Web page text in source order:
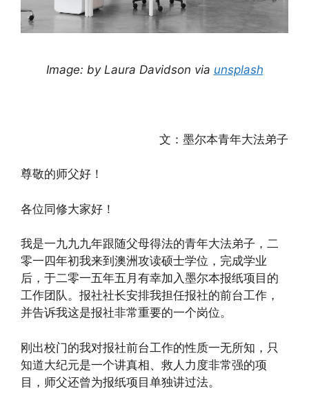
Image: by Laura Davidson via unsplash
文：墨尔本青年大法弟子
尊敬的师父好！
各位同修大家好！
我是一九九九年跟随父母得法的青年大法弟子，二
零一四年初我来到澳洲攻读硕士学位，完成学业
后，于二零一五年五月有幸加入墨尔本报纸项目的
工作团队。报社社长安排我担任报社的前台工作，
并告诉我这是报社非常重要的一个岗位。
刚出校门的我对报社前台工作的性质一无所知，只
知道大纪元是一个讲真相、救人力度非常强的项
目，师父还曾为报纸项目单独讲过法。